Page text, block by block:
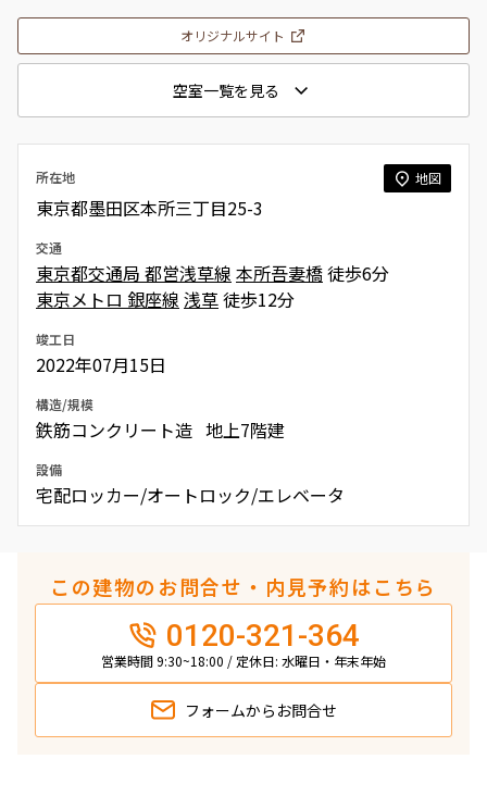
オリジナルサイト
空室一覧を見る
所在地 地図
東京都墨田区本所三丁目25-3
交通
東京都交通局 都営浅草線 本所吾妻橋徒歩6分
東京メトロ 銀座線 浅草徒歩12分
竣工日
2022年07月15日
構造/規模
鉄筋コンクリート造 地上7階建
設備
宅配ロッカー/オートロック/エレベータ
この建物のお問合せ・内見予約はこちら
0120-321-364
営業時間 9:30~18:00 / 定休日: 水曜日・年末年始
フォームから お問合せ